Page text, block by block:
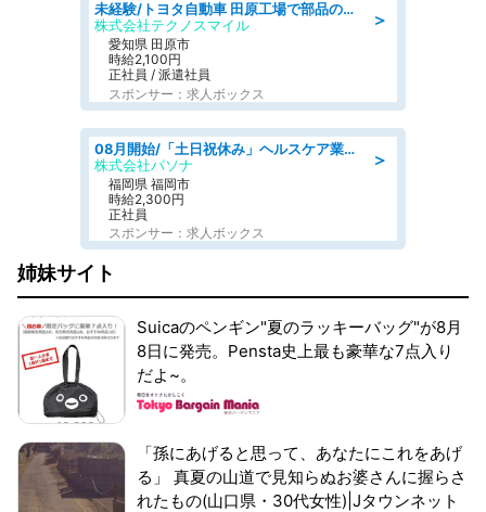
＞
未経験/トヨタ自動車 田原工場で部品の運搬作業/tutumi
株式会社テクノスマイル
愛知県 田原市
時給2,100円
正社員 / 派遣社員
スポンサー：求人ボックス
＞
08月開始/「土日祝休み」ヘルスケア業界の産業保健師/高時給/未経験OK/要資格:保健師、正看護師
株式会社パソナ
福岡県 福岡市
時給2,300円
正社員
スポンサー：求人ボックス
姉妹サイト
Suicaのペンギン"夏のラッキーバッグ"が8月
8日に発売。Pensta史上最も豪華な7点入り
だよ~。
「孫にあげると思って、あなたにこれをあげ
る」 真夏の山道で見知らぬお婆さんに握らさ
れたもの(山口県・30代女性)|Jタウンネット